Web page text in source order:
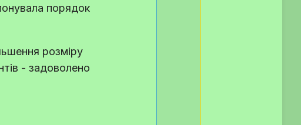
порядок
розміру
- задоволено